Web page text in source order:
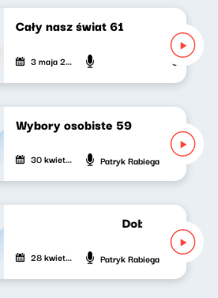
Cały nasz świat 61
3 maja 2024 Jan
Wybory osobiste 59
30 kwietnia 2024 Patryk Rabiega
Dobrze
28 kwietnia 2024 Patryk Rabiega